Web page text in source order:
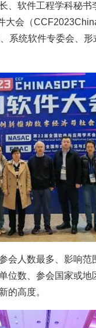
、软件工程学科秘
会（
系统软件专委会、
会人数最多、影响范
位数、参会国家或地
的高度。